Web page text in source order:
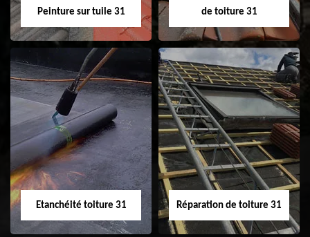
Peinture sur tuile 31
Peinture sur tuile
31
de toiture 31
Nettoyage
demoussage de
toiture 31
Etanchéité toiture 31 Réparation de toiture 31